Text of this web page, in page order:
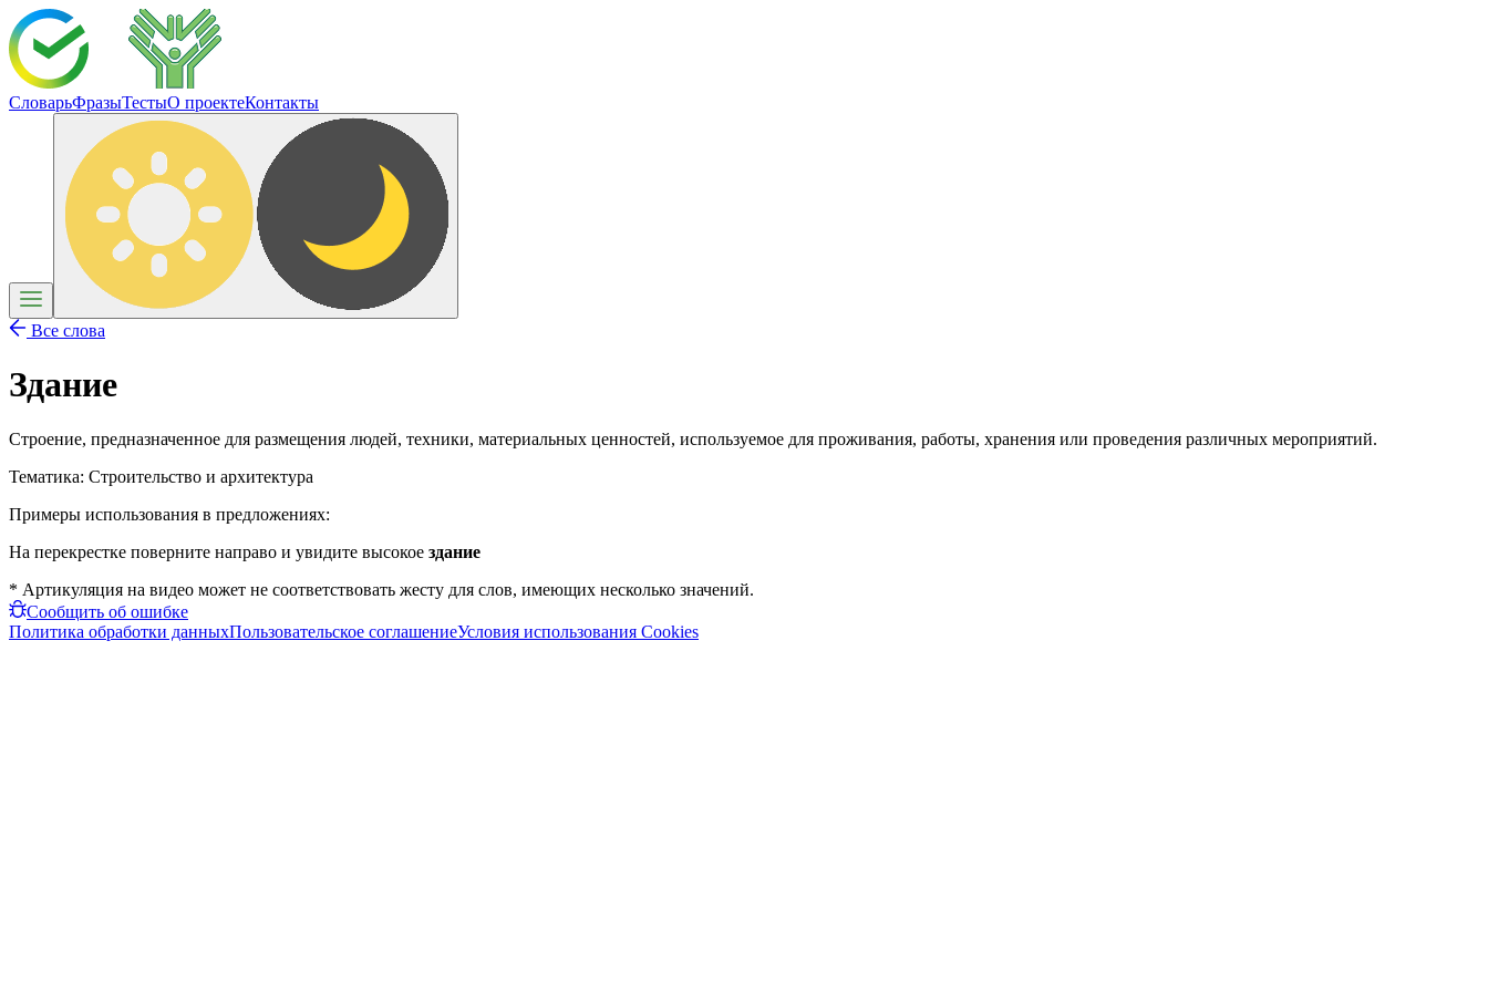
СловарьФразыТестыО проектеКонтакты
Все слова
Здание
Строение, предназначенное для размещения людей, техники, материальных ценностей, используемое для проживания, работы, хранения или проведения различных мероприятий.
Тематика: Строительство и архитектура
Примеры использования в предложениях:
На перекрестке поверните направо и увидите высокое здание
* Артикуляция на видео может не соответствовать жесту для слов, имеющих несколько значений.
Сообщить об ошибке
Политика обработки данныхПользовательское соглашениеУсловия использования Cookies